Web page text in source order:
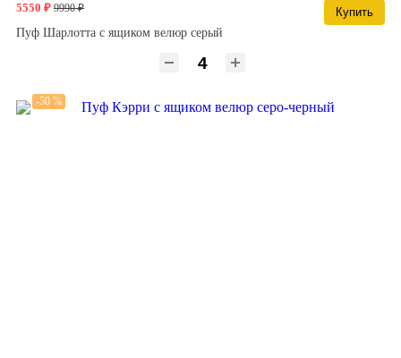
5550 ₽ 9990 ₽
Купить
Пуф Шарлотта с ящиком велюр серый
-50 %